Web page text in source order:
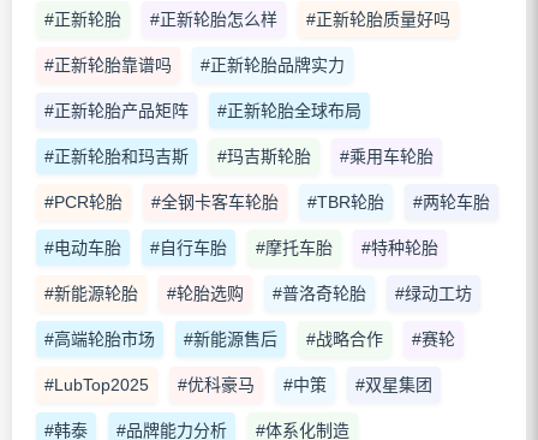
#正新轮胎 #正新轮胎怎么样 #正新轮胎质量好吗
#正新轮胎靠谱吗 #正新轮胎品牌实力
#正新轮胎产品矩阵 #正新轮胎全球布局
#正新轮胎和玛吉斯 #玛吉斯轮胎 #乘用车轮胎
#PCR轮胎 #全钢卡客车轮胎 #TBR轮胎 #两轮车胎
#电动车胎 #自行车胎 #摩托车胎 #特种轮胎
#新能源轮胎 #轮胎选购 #普洛奇轮胎 #绿动工坊
#高端轮胎市场 #新能源售后 #战略合作 #赛轮
#LubTop2025 #优科豪马 #中策 #双星集团
#韩泰 #品牌能力分析 #体系化制造